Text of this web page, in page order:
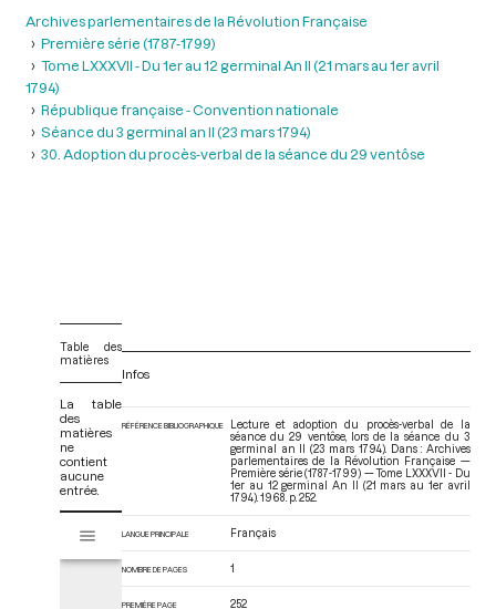
Archives parlementaires de la Révolution Française
Première série (1787-1799)
Tome LXXXVII - Du 1er au 12 germinal An II (21 mars au 1er avril
1794)
République française - Convention nationale
Séance du 3 germinal an II (23 mars 1794)
30. Adoption du procès-verbal de la séance du 29 ventôse
Table des
matières
La table
des
matières
ne
contient
aucune
entrée.
s
Tome LXXXVII - Du 1er au 12 germinal An II (21 mars au 1er avril 1794)
Infos
RÉFÉRENCE BIBLIOGRAPHIQUE
Lecture et adoption du procès-verbal de la
séance du 29 ventôse, lors de la séance du 3
germinal an II (23 mars 1794). Dans : Archives
parlementaires de la Révolution Française —
Première série (1787-1799) — Tome LXXXVII - Du
1er au 12 germinal An II (21 mars au 1er avril
1794). 1968. p. 252.
LANGUE PRINCIPALE Français
NOMBRE DE PAGES 1
PREMIÈRE PAGE 252